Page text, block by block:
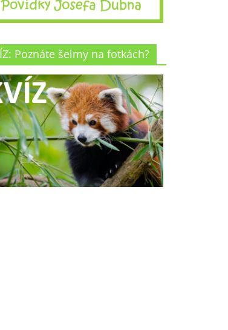
Poznáte šelmy na fotkách?